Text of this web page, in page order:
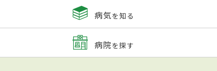
病気を知る
病院を探す